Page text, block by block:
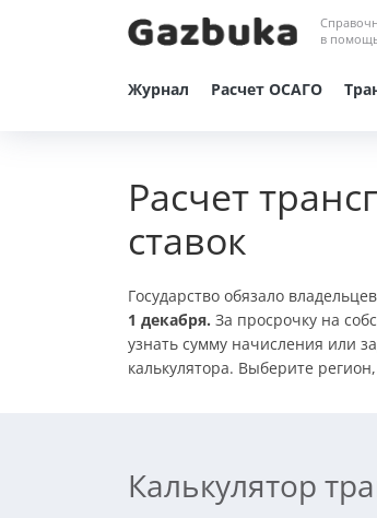
в
Журнал Расчет ОСАГО
Расчет
ставок
Государство обязало
1 декабря. За просрочку на
узнать сумму начисления или
калькулятора. Выберите
Калькулятор